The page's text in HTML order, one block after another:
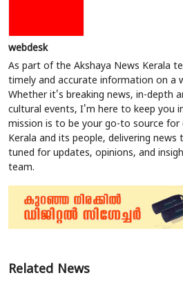
webdesk
As part of the Akshaya News Kerala
timely and accurate information on a
Whether it's breaking news, in-depth
cultural events, I'm here to keep you
mission is to be your go-to source
Kerala and its people, delivering
tuned for updates, opinions, and
team.
Related News